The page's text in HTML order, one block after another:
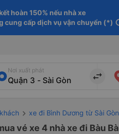
hoàn 150% nếu nhà xe
cung cấp dịch vụ vận chuyển (*)
Nơi xuất phát
import_export
xe đi Bình Dương từ Sài Gòn
vé xe 4 nhà xe đi Bàu